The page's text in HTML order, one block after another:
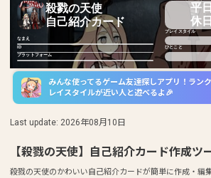
殺戮の天使
自己紹介カード
なまえ
ID
プラットフォーム
平
休
プレイスタイル
ひとこと
みんな使ってるゲーム友達探しアプリ！ラン
レイスタイルが近い人と遊べるよ🎉
Last update: 2026年08月10日
【殺戮の天使】自己紹介カード作成ツ
殺戮の天使のかわいい自己紹介カードが簡単に作成・編